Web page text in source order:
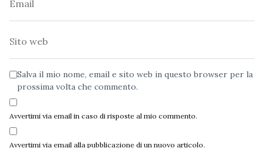
Salva il mio nome, email e sito web in questo browser per la
prossima volta che commento.
Avvertimi via email in caso di risposte al mio commento.
Avvertimi via email alla pubblicazione di un nuovo articolo.